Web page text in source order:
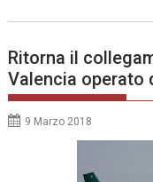
Ritorna il
Valencia operato
9 Marzo 2018